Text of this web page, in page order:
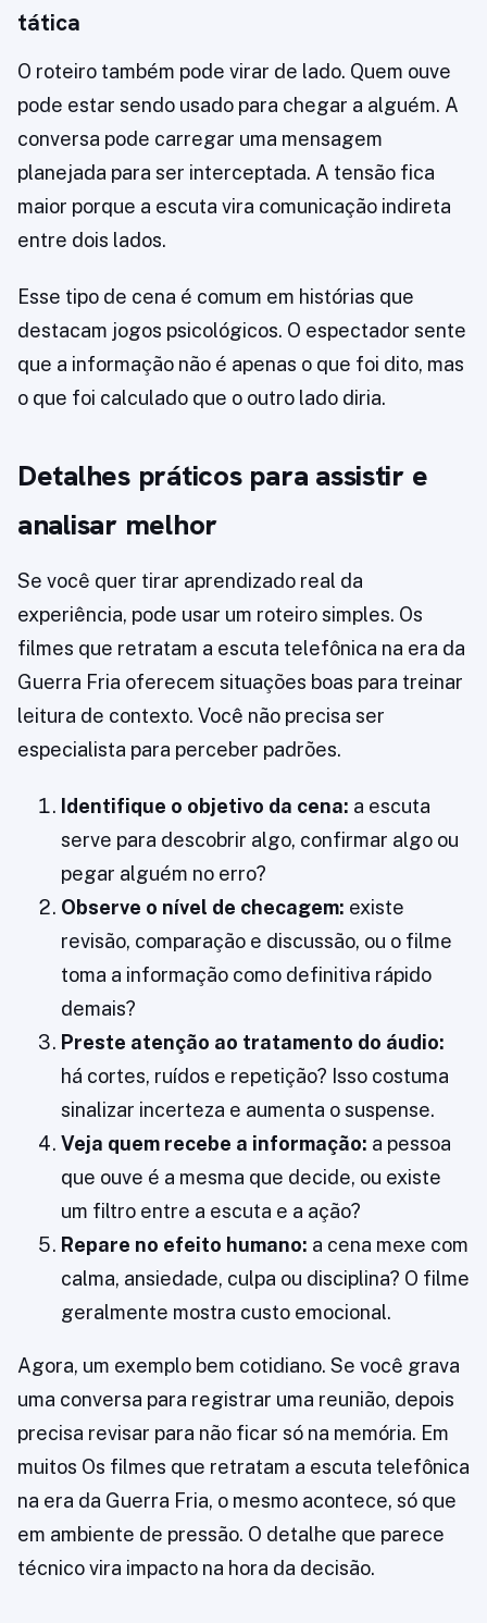
tática
O roteiro também pode virar de lado. Quem ouve
pode estar sendo usado para chegar a alguém. A
conversa pode carregar uma mensagem
planejada para ser interceptada. A tensão fica
maior porque a escuta vira comunicação indireta
entre dois lados.
Esse tipo de cena é comum em histórias que
destacam jogos psicológicos. O espectador sente
que a informação não é apenas o que foi dito, mas
o que foi calculado que o outro lado diria.
Detalhes práticos para assistir e
analisar melhor
Se você quer tirar aprendizado real da
experiência, pode usar um roteiro simples. Os
filmes que retratam a escuta telefônica na era da
Guerra Fria oferecem situações boas para treinar
leitura de contexto. Você não precisa ser
especialista para perceber padrões.
Identifique o objetivo da cena: a escuta
serve para descobrir algo, confirmar algo ou
pegar alguém no erro?
Observe o nível de checagem: existe
revisão, comparação e discussão, ou o filme
toma a informação como definitiva rápido
demais?
Preste atenção ao tratamento do áudio:
há cortes, ruídos e repetição? Isso costuma
sinalizar incerteza e aumenta o suspense.
Veja quem recebe a informação: a pessoa
que ouve é a mesma que decide, ou existe
um filtro entre a escuta e a ação?
Repare no efeito humano: a cena mexe com
calma, ansiedade, culpa ou disciplina? O filme
geralmente mostra custo emocional.
Agora, um exemplo bem cotidiano. Se você grava
uma conversa para registrar uma reunião, depois
precisa revisar para não ficar só na memória. Em
muitos Os filmes que retratam a escuta telefônica
na era da Guerra Fria, o mesmo acontece, só que
em ambiente de pressão. O detalhe que parece
técnico vira impacto na hora da decisão.